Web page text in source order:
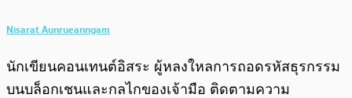
Nisarat Aunrueanngam
นักเขียนคอนเทนต์อิสระ ผู้หลงใหลการถอดรหัสธุรกรรม
บนบล็อกเชนและกลไกของเจ้ามือ ติดตามความ